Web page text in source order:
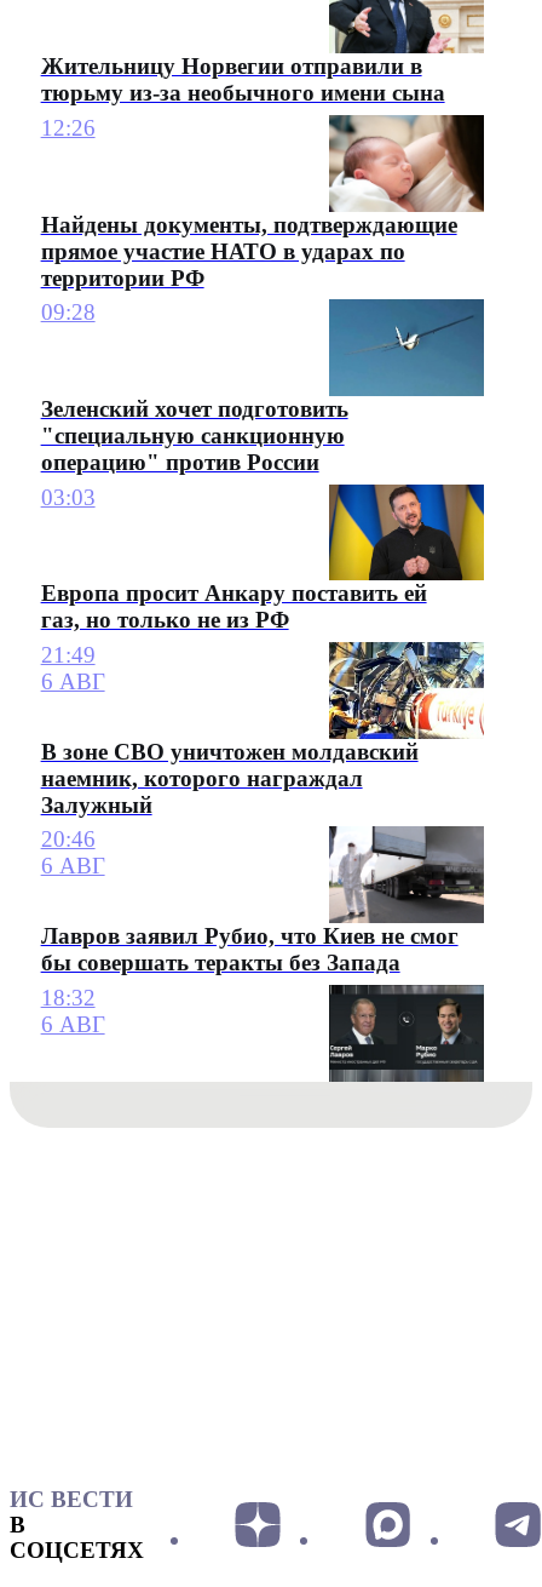
Жительницу Норвегии отправили в
тюрьму из-за необычного имени сына
12:26
Найдены документы, подтверждающие
прямое участие НАТО в ударах по
территории РФ
09:28
Зеленский хочет подготовить
"специальную санкционную
операцию" против России
03:03
Европа просит Анкару поставить ей
газ, но только не из РФ
21:49
6 АВГ
В зоне СВО уничтожен молдавский
наемник, которого награждал
Залужный
20:46
6 АВГ
Лавров заявил Рубио, что Киев не смог
бы совершать теракты без Запада
18:32
6 АВГ
ИС ВЕСТИ
В
СОЦСЕТЯХ